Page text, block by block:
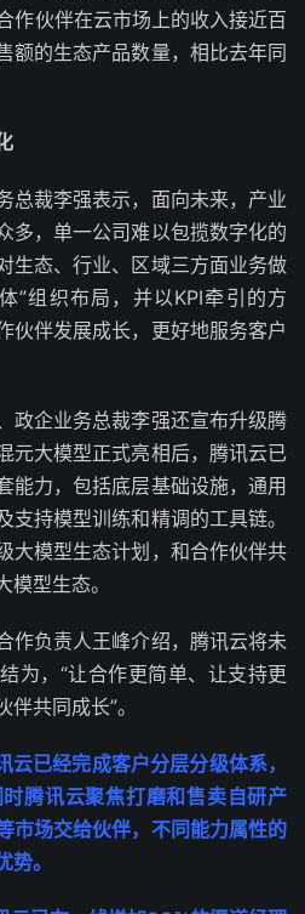
作伙伴在云市场上的收入接近百
额的生态产品数量，相比去年同
总裁李强表示，面向未来，产业
多，单一公司难以包揽数字化的
生态、行业、区域三方面业务做
”组织布局，并以KPI牵引的方
伙伴发展成长，更好地服务客户
政企业务总裁李强还宣布升级腾
元大模型正式亮相后，腾讯云已
能力，包括底层基础设施，通用
支持模型训练和精调的工具链。
大模型生态计划，和合作伙伴共
型生态。
作负责人王峰介绍，腾讯云将未
为，“让合作更简单、让支持更
共同成长”。
云已经完成客户分层分级体系，
腾讯云聚焦打磨和售卖自研产
市场交给伙伴，不同能力属性的
。